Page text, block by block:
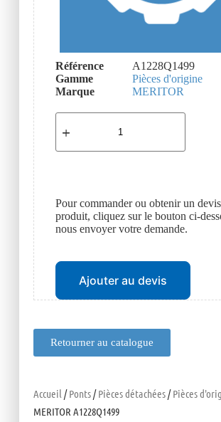
Retourner au catalogue
Accueil /Ponts/Pièces détachées/Pièces
MERITOR A1228Q1499
Référence
A1228Q1499
Gamme
Pièces d'origine
Marque
MERITOR
Pour commander ou obtenir un
produit, cliquez sur le bouton ci-
nous envoyer votre demande.
Ajouter au devis